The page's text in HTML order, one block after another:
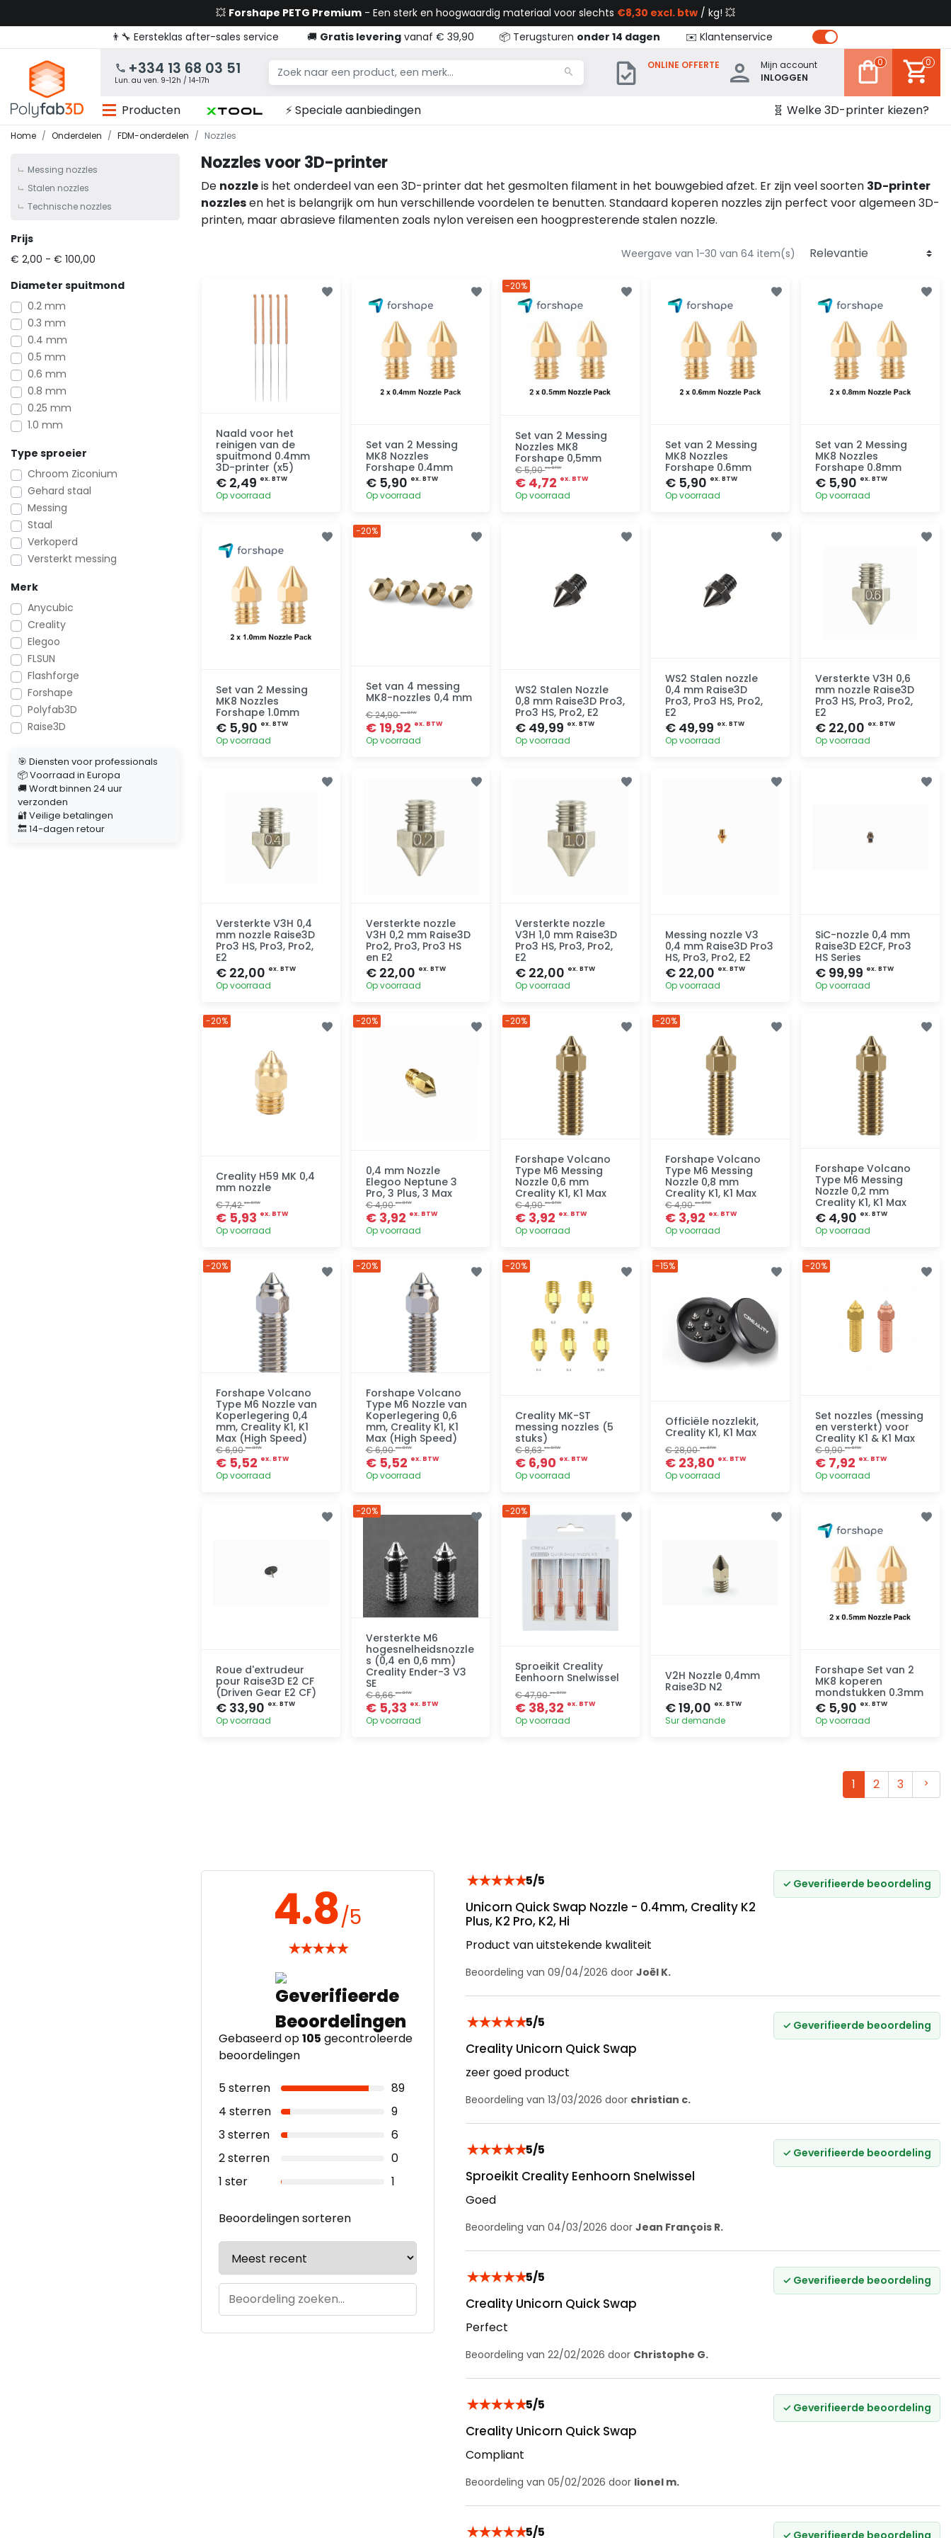
💥 Forshape PETG Premium - Een sterk en hoogwaardig materiaal voor slechts €8,30 excl. btw / kg! 💥
👨‍🔧 Eersteklas after-sales service
🚚 Gratis leveringvanaf € 39,90 📦 Terugsturen onder 14 dagen ✉️ Klantenservice
+334 13 68 03 51
Lun. au ven. 9-12h / 14-17h
ONLINE OFFERTE
Mijn account
INLOGGEN
0 0
Producten ⚡ Speciale aanbiedingen 🧬 Welke 3D-printer kiezen?
Home Onderdelen FDM-onderdelen Nozzles
Messing nozzles
Stalen nozzles
Technische nozzles
Prijs
€ 2,00 - € 100,00
Diameter spuitmond
0.2 mm
0.3 mm
0.4 mm
0.5 mm
0.6 mm
0.8 mm
0.25 mm
1.0 mm
Type sproeier
Chroom Ziconium
Gehard staal
Messing
Staal
Verkoperd
Versterkt messing
Merk
Anycubic
Creality
Elegoo
FLSUN
Flashforge
Forshape
Polyfab3D
Raise3D
🎯 Diensten voor professionals
📦 Voorraad in Europa
🚚 Wordt binnen 24 uur
verzonden
🔐 Veilige betalingen
🔙 14-dagen retour
Nozzles voor 3D-printer
De nozzleis het onderdeel van een 3D-printer dat het gesmolten filament in het bouwgebied afzet. Er zijn veel soorten 3D-printer
nozzlesen het is belangrijk om hun verschillende voordelen te benutten. Standaard koperen nozzles zijn perfect voor algemeen 3D-
printen, maar abrasieve filamenten zoals nylon vereisen een hoogpresterende stalen nozzle.
Weergave van 1-30 van 64 item(s)
Naald voor het
reinigen van de
spuitmond 0.4mm
3D-printer (x5)
€ 2,49 ex. BTW
Op voorraad
Set van 2 Messing
MK8 Nozzles
Forshape 0.4mm
€ 5,90 ex. BTW
Op voorraad
Set van 2 Messing
Nozzles MK8
Forshape 0,5mm
€ 5,90ex. BTW
€ 4,72 ex. BTW
Op voorraad
-20%
Set van 2 Messing
MK8 Nozzles
Forshape 0.6mm
€ 5,90 ex. BTW
Op voorraad
Set van 2 Messing
MK8 Nozzles
Forshape 0.8mm
€ 5,90 ex. BTW
Op voorraad
Set van 2 Messing
MK8 Nozzles
Forshape 1.0mm
€ 5,90 ex. BTW
Op voorraad
Set van 4 messing
MK8-nozzles 0,4 mm
€ 24,90ex. BTW
€ 19,92 ex. BTW
Op voorraad
-20%
WS2 Stalen Nozzle
0,8 mm Raise3D Pro3,
Pro3 HS, Pro2, E2
€ 49,99 ex. BTW
Op voorraad
WS2 Stalen nozzle
0,4 mm Raise3D
Pro3, Pro3 HS, Pro2,
E2
€ 49,99 ex. BTW
Op voorraad
Versterkte V3H 0,6
mm nozzle Raise3D
Pro3 HS, Pro3, Pro2,
E2
€ 22,00 ex. BTW
Op voorraad
Versterkte V3H 0,4
mm nozzle Raise3D
Pro3 HS, Pro3, Pro2,
E2
€ 22,00 ex. BTW
Op voorraad
Versterkte nozzle
V3H 0,2 mm Raise3D
Pro2, Pro3, Pro3 HS
en E2
€ 22,00 ex. BTW
Op voorraad
Versterkte nozzle
V3H 1,0 mm Raise3D
Pro3 HS, Pro3, Pro2,
E2
€ 22,00 ex. BTW
Op voorraad
Messing nozzle V3
0,4 mm Raise3D Pro3
HS, Pro3, Pro2, E2
€ 22,00 ex. BTW
Op voorraad
SiC-nozzle 0,4 mm
Raise3D E2CF, Pro3
HS Series
€ 99,99 ex. BTW
Op voorraad
Creality H59 MK 0,4
mm nozzle
€ 7,42ex. BTW
€ 5,93 ex. BTW
Op voorraad
Toevoegen
-20%
0,4 mm Nozzle
Elegoo Neptune 3
Pro, 3 Plus, 3 Max
€ 4,90ex. BTW
€ 3,92 ex. BTW
Op voorraad
Toevoegen
-20%
Forshape Volcano
Type M6 Messing
Nozzle 0,6 mm
Creality K1, K1 Max
€ 4,90ex. BTW
€ 3,92 ex. BTW
Op voorraad
-20%
Forshape Volcano
Type M6 Messing
Nozzle 0,8 mm
Creality K1, K1 Max
€ 4,90ex. BTW
€ 3,92 ex. BTW
Op voorraad
-20%
Forshape Volcano
Type M6 Messing
Nozzle 0,2 mm
Creality K1, K1 Max
€ 4,90 ex. BTW
Op voorraad
Forshape Volcano
Type M6 Nozzle van
Koperlegering 0,4
mm, Creality K1, K1
Max (High Speed)
€ 6,90ex. BTW
€ 5,52 ex. BTW
Op voorraad
-20%
Forshape Volcano
Type M6 Nozzle van
Koperlegering 0,6
mm, Creality K1, K1
Max (High Speed)
€ 6,90ex. BTW
€ 5,52 ex. BTW
Op voorraad
-20%
Creality MK-ST
messing nozzles (5
stuks)
€ 8,63ex. BTW
€ 6,90 ex. BTW
Op voorraad
Toevoegen
-20%
Officiële nozzlekit,
Creality K1, K1 Max
€ 28,00ex. BTW
€ 23,80 ex. BTW
Op voorraad
-15%
Set nozzles (messing
en versterkt) voor
Creality K1 & K1 Max
€ 9,90ex. BTW
€ 7,92 ex. BTW
Op voorraad
-20%
Roue d'extrudeur
pour Raise3D E2 CF
(Driven Gear E2 CF)
€ 33,90 ex. BTW
Op voorraad
Versterkte M6
hogesnelheidsnozzle
s (0,4 en 0,6 mm)
Creality Ender-3 V3
SE
€ 6,66ex. BTW
€ 5,33 ex. BTW
Op voorraad
-20%
Sproeikit Creality
Eenhoorn Snelwissel
€ 47,90ex. BTW
€ 38,32 ex. BTW
Op voorraad
-20%
V2H Nozzle 0,4mm
Raise3D N2
€ 19,00 ex. BTW
Sur demande
Forshape Set van 2
MK8 koperen
mondstukken 0.3mm
€ 5,90 ex. BTW
Op voorraad
1 2 3
4.8/5
★★★★★
Gebaseerd op105 gecontroleerde
beoordelingen
5 sterren
89
4 sterren
9
3 sterren
6
2 sterren
0
1 ster
1
Beoordelingen sorteren
★★★★★5/5
Unicorn Quick Swap Nozzle - 0.4mm, Creality K2
Plus, K2 Pro, K2, Hi
✓ Geverifieerde beoordeling
Product van uitstekende kwaliteit
Beoordeling van 09/04/2026 door Joël K.
★★★★★5/5
Creality Unicorn Quick Swap
✓ Geverifieerde beoordeling
zeer goed product
Beoordeling van 13/03/2026 door christian c.
★★★★★5/5
Sproeikit Creality Eenhoorn Snelwissel
✓ Geverifieerde beoordeling
Goed
Beoordeling van 04/03/2026 door Jean François R.
★★★★★5/5
Creality Unicorn Quick Swap
✓ Geverifieerde beoordeling
Perfect
Beoordeling van 22/02/2026 door Christophe G.
★★★★★5/5
Creality Unicorn Quick Swap
✓ Geverifieerde beoordeling
Compliant
Beoordeling van 05/02/2026 door lionel m.
★★★★★5/5 ✓ Geverifieerde beoordeling